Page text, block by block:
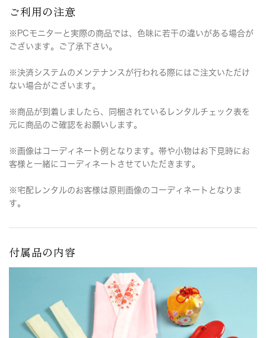
ご利用の注意
※PCモニターと実際の商品では、色味に若干の違いがある場合が
ございます。ご了承下さい。
※決済システムのメンテナンスが行われる際にはご注文いただけ
ない場合がございます。
※商品が到着しましたら、同梱されているレンタルチェック表を
元に商品のご確認をお願いします。
※画像はコーディネート例となります。帯や小物はお下見時にお
客様と一緒にコーディネートさせていただきます。
※宅配レンタルのお客様は原則画像のコーディネートとなりま
す。
付属品の内容